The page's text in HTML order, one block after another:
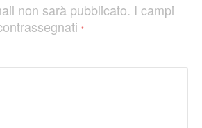
non sarà pubblicato. I campi
*